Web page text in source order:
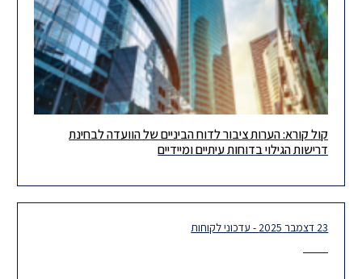
ביום 29 בדצמבר 2025 פרסמה הוועדה לבחינת דרישות הגילוי בדוחות
קול קורא: הערות ציבור לדוח הביניים של הוועדה לבחינת
דרישות הגילוי בדוחות עיתיים ומיידיים
23 דצמבר 2025 - עדכוני לקוחות